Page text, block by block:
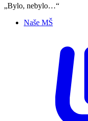
„Bylo, nebylo…“
Naše MŠ